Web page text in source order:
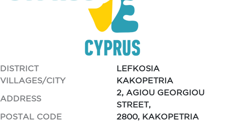
DISTRICT
LEFKOSIA
VILLAGES/CITY
KAKOPETRIA
ADDRESS
2, AGIOU GEORGIOU
STREET,
POSTAL CODE
2800, KAKOPETRIA